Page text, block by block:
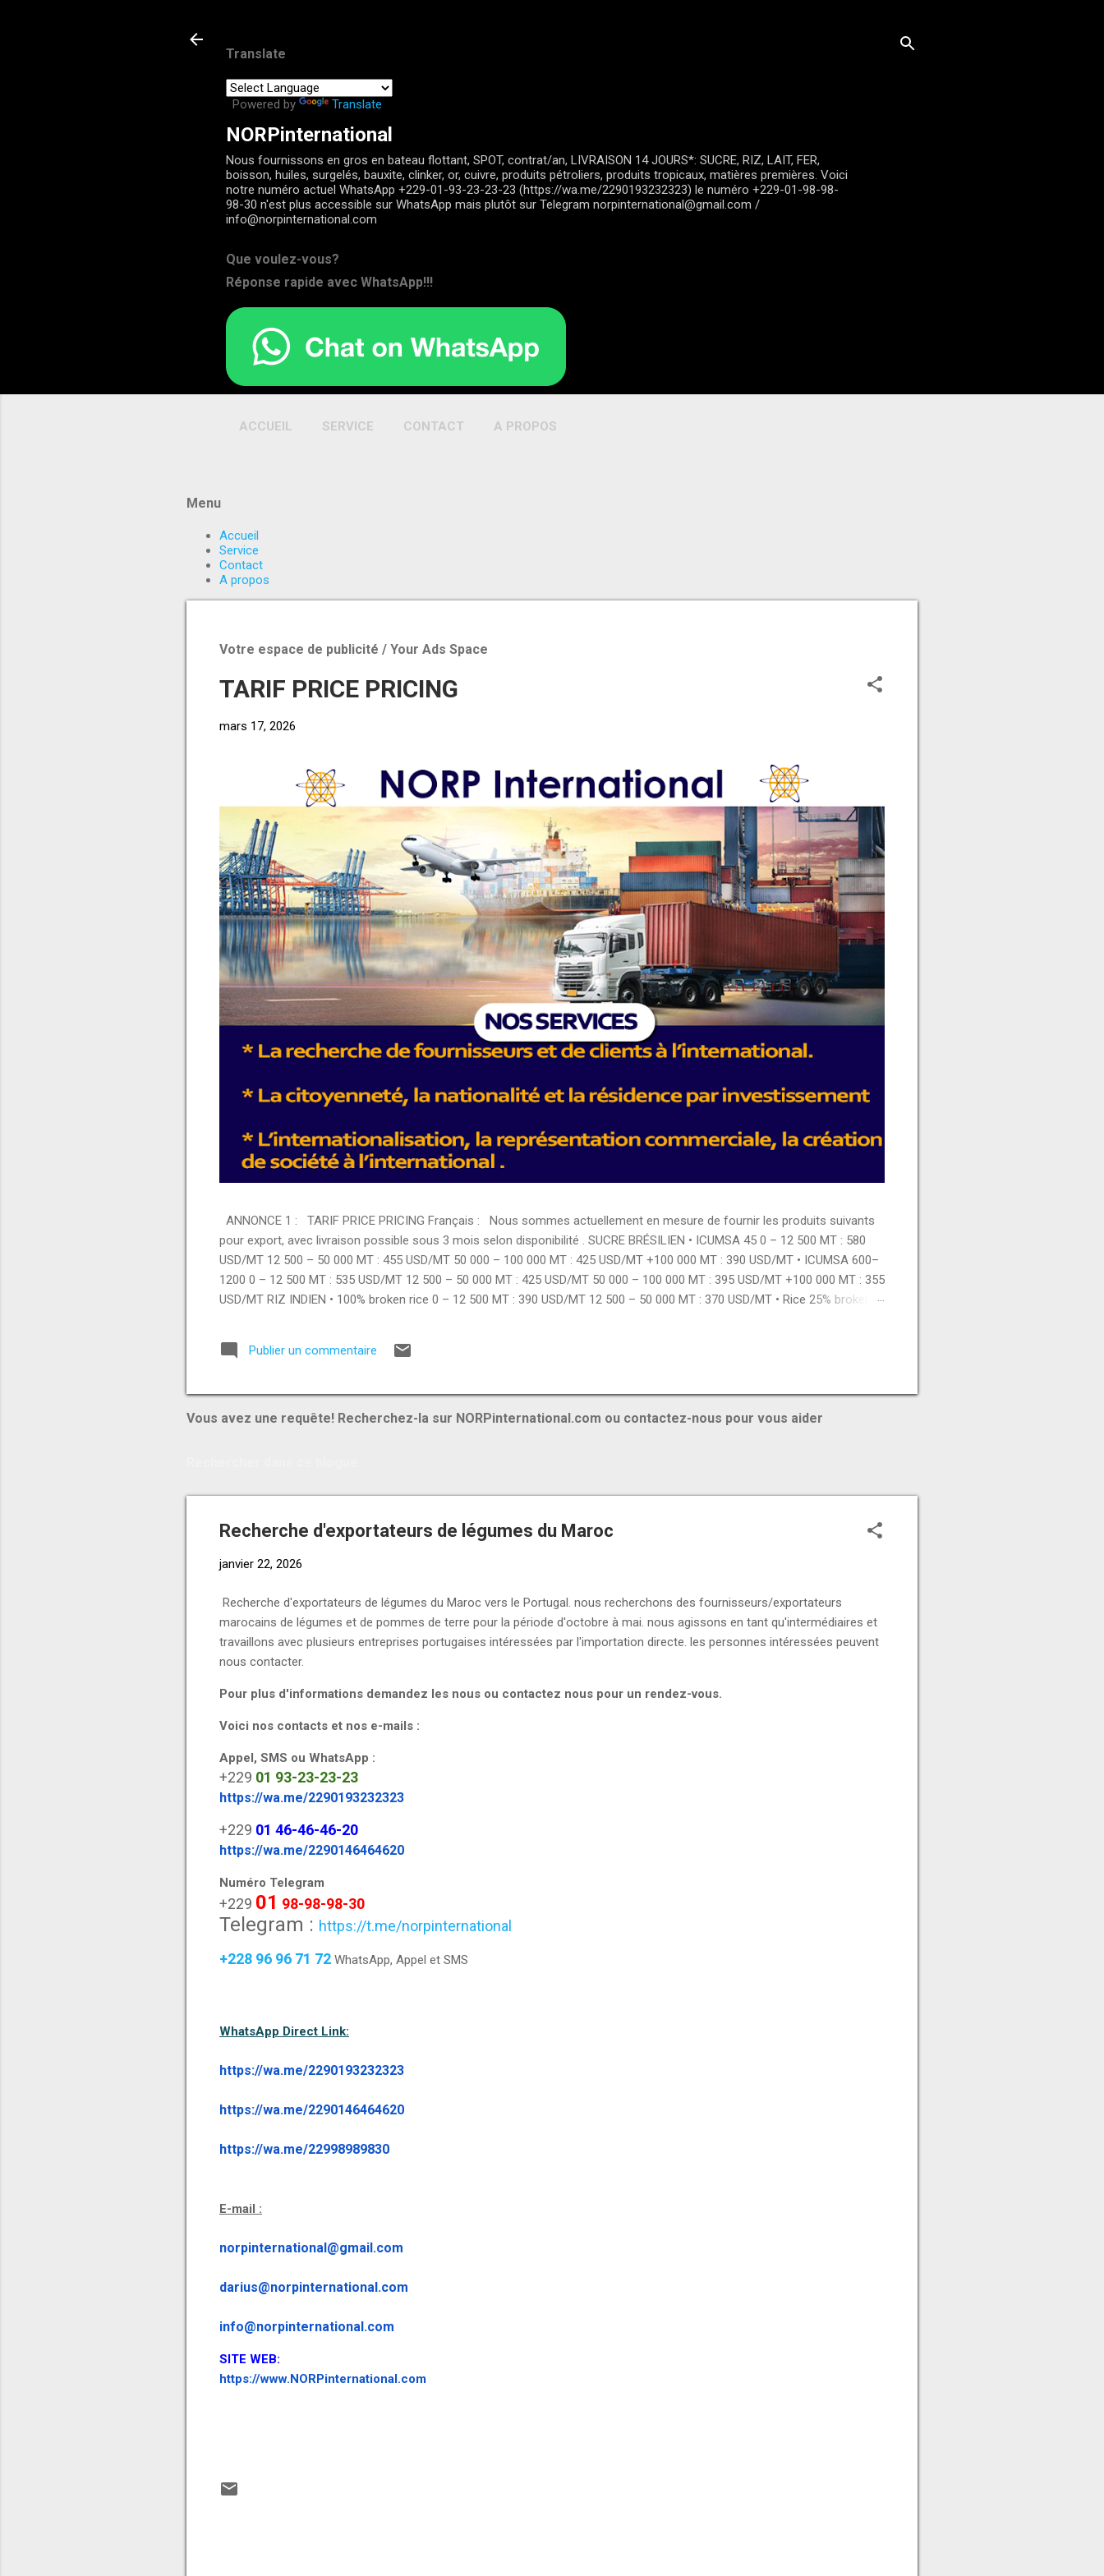
Translate
Powered by Translate
NORPinternational
Nous fournissons en gros en bateau flottant, SPOT, contrat/an, LIVRAISON 14 JOURS*: SUCRE, RIZ, LAIT, FER,
boisson, huiles, surgelés, bauxite, clinker, or, cuivre, produits pétroliers, produits tropicaux, matières premières. Voici
notre numéro actuel WhatsApp +229-01-93-23-23-23 (https://wa.me/2290193232323) le numéro +229-01-98-98-
98-30 n'est plus accessible sur WhatsApp mais plutôt sur Telegram norpinternational@gmail.com /
info@norpinternational.com
Que voulez-vous?
Réponse rapide avec WhatsApp!!!
ACCUEIL SERVICE CONTACT A PROPOS
Menu
Accueil
Service
Contact
A propos
Votre espace de publicité / Your Ads Space
TARIF PRICE PRICING
mars 17, 2026
ANNONCE 1 : TARIF PRICE PRICING Français : Nous sommes actuellement en mesure de fournir les produits suivants
pour export, avec livraison possible sous 3 mois selon disponibilité . SUCRE BRÉSILIEN • ICUMSA 45 0 – 12 500 MT : 580
USD/MT 12 500 – 50 000 MT : 455 USD/MT 50 000 – 100 000 MT : 425 USD/MT +100 000 MT : 390 USD/MT • ICUMSA 600–
1200 0 – 12 500 MT : 535 USD/MT 12 500 – 50 000 MT : 425 USD/MT 50 000 – 100 000 MT : 395 USD/MT +100 000 MT : 355
USD/MT RIZ INDIEN • 100% broken rice 0 – 12 500 MT : 390 USD/MT 12 500 – 50 000 MT : 370 USD/MT • Rice 25% broken 0
000 MT : 420 USD/MT PRODUITS ALIMENTAIRES • Brazilian chicken breast : 3350 USD/MT • Brazilian chicken thigh : 3150
USD/MT • Brazilian whole chicken : 3000 USD/MT • Pasta : 1420 USD/MT • Flour : 425 USD/MT • Whole milk powder : 2775
Publier un commentaire
Vous avez une requête! Recherchez-la sur NORPinternational.com ou contactez-nous pour vous aider
Recherche d'exportateurs de légumes du Maroc
janvier 22, 2026
Recherche d'exportateurs de légumes du Maroc vers le Portugal. nous recherchons des fournisseurs/exportateurs
marocains de légumes et de pommes de terre pour la période d'octobre à mai. nous agissons en tant qu'intermédiaires et
travaillons avec plusieurs entreprises portugaises intéressées par l'importation directe. les personnes intéressées peuvent
nous contacter.
Pour plus d'informations demandez les nous ou contactez nous pour un rendez-vous.
Voici nos contacts et nos e-mails :
Appel, SMS ou WhatsApp :
+229 01 93-23-23-23
https://wa.me/2290193232323
+229 01 46-46-46-20
https://wa.me/2290146464620
Numéro Telegram
+229 01 98-98-98-30
Telegram : https://t.me/norpinternational
+228 96 96 71 72 WhatsApp, Appel et SMS
WhatsApp Direct Link:
https://wa.me/2290193232323
https://wa.me/2290146464620
https://wa.me/22998989830
E-mail :
norpinternational@gmail.com
darius@norpinternational.com
info@norpinternational.com
SITE WEB:
https://www.NORPinternational.com